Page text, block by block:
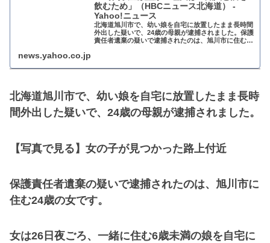
飲むため」（HBCニュース北海道） -
Yahoo!ニュース
北海道旭川市で、幼い娘を自宅に放置したまま長時間
外出した疑いで、24歳の母親が逮捕されました。保護
責任者遺棄の疑いで逮捕されたのは、旭川市に住む24
news.yahoo.co.jp
北海道旭川市で、幼い娘を自宅に放置したまま長時
間外出した疑いで、24歳の母親が逮捕されました。
【写真で見る】女の子が見つかった路上付近
保護責任者遺棄の疑いで逮捕されたのは、旭川市に
住む24歳の女です。
女は26日夜ごろ、一緒に住む6歳未満の娘を自宅に